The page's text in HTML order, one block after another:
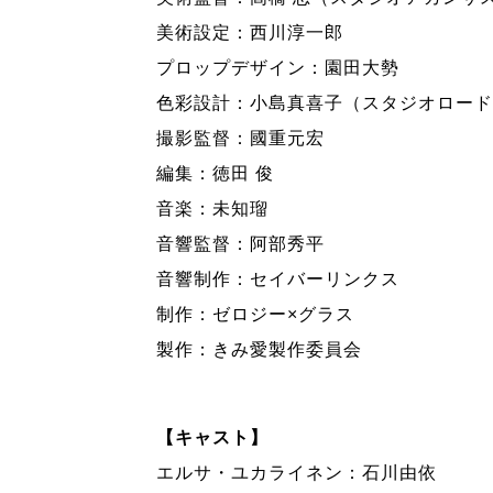
美術設定：西川淳一郎
プロップデザイン：園田大勢
色彩設計：小島真喜子（スタジオロー
撮影監督：國重元宏
編集：徳田 俊
音楽：未知瑠
音響監督：阿部秀平
音響制作：セイバーリンクス
制作：ゼロジー×グラス
製作：きみ愛製作委員会
【キャスト】
エルサ・ユカライネン：石川由依